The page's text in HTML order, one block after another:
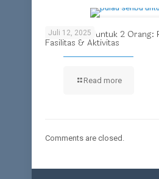
Juli 12, 2025
Pulau Seribu untuk 2 Orang:
Fasilitas & Aktivitas
Read more
Comments are closed.